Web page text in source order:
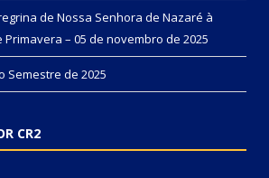
de Nossa Senhora de Nazaré à
– 05 de novembro de 2025
Semestre de 2025
CR2